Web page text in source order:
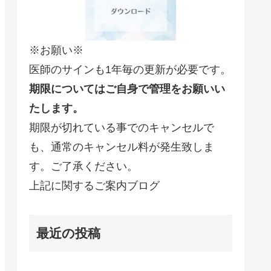
※お願い※
医師のサインも1年毎の更新が必要です。
期限についてはご自身で管理をお願いい
たします。
期限が切れている事でのキャンセルで
も、通常のキャンセル料が発生致しま
す。ご了承ください。
上記に関するご案内ブログ
最近の投稿